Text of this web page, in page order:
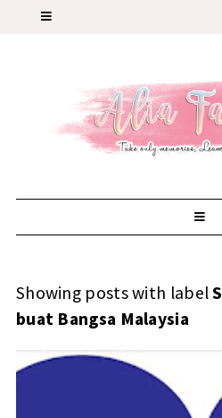
Showing posts with label
buat Bangsa Malaysia